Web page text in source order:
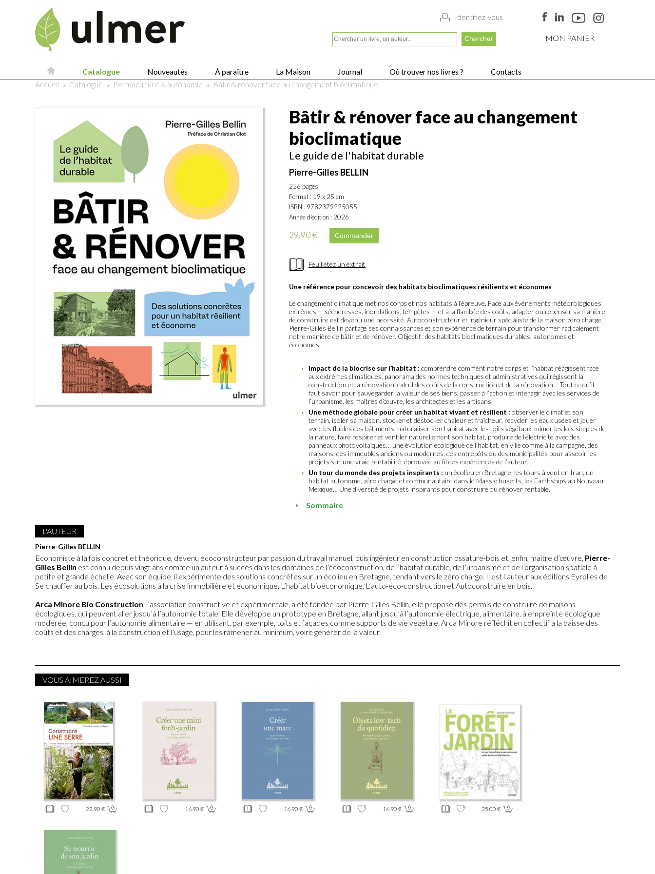
Identifiez-vous
MON PANIER
Catalogue Nouveautés À paraître La Maison Journal Où trouver nos livres ?
Contacts
Accueil » Catalogue » Permaculture & autonomie » Bâtir & rénover face au changement bioclimatique
Bâtir & rénover face au changement
bioclimatique
Le guide de l'habitat durable
Pierre-Gilles BELLIN
256 pages
Format : 19 x 25 cm
ISBN : 9782379225055
Année d'édition : 2026
29.90 €
Feuilletez un extrait
Une référence pour concevoir des habitats bioclimatiques résilients et économes
Le changement climatique met nos corps et nos habitats à l’épreuve. Face aux événements météorologiques
extrêmes — sécheresses, inondations, tempêtes — et à la flambée des coûts, adapter ou repenser sa manière
de construire est devenu une nécessité. Autoconstructeur et ingénieur spécialiste de la maison zéro charge,
Pierre-Gilles Bellin partage ses connaissances et son expérience de terrain pour transformer radicalement
notre manière de bâtir et de rénover. Objectif : des habitats bioclimatiques durables, autonomes et
économes.
Impact de la biocrise sur l’habitat : comprendre comment notre corps et l’habitat réagissent face
aux extrêmes climatiques, panorama des normes techniques et administratives qui régissent la
construction et la rénovation, calcul des coûts de la construction et de la rénovation… Tout ce qu’il
faut savoir pour sauvegarder la valeur de ses biens, passer à l’action et interagir avec les services de
l’urbanisme, les maîtres d’œuvre, les architectes et les artisans.
Une méthode globale pour créer un habitat vivant et résilient : observer le climat et son
terrain, isoler sa maison, stocker et déstocker chaleur et fraîcheur, recycler les eaux usées et jouer
avec les fluides des bâtiments, naturaliser son habitat avec les toits végétaux, mimer les lois simples de
la nature, faire respirer et ventiler naturellement son habitat, produire de l’électricité avec des
panneaux photovoltaïques… une évolution écologique de l’habitat, en ville comme à la campagne, des
maisons, des immeubles anciens ou modernes, des entrepôts ou des municipalités pour asseoir les
projets sur une vraie rentabilité, éprouvée au fil des expériences de l’auteur.
Un tour du monde des projets inspirants : un écolieu en Bretagne, les tours à vent en Iran, un
habitat autonome, zéro charge et communautaire dans le Massachusetts, les Earthships au Nouveau-
Mexique… Une diversité de projets inspirants pour construire ou rénover rentable.
Sommaire
L'AUTEUR
Pierre-Gilles BELLIN
Economiste à la fois concret et théorique, devenu écoconstructeur par passion du travail manuel, puis ingénieur en construction ossature-bois et, enfin, maître d’œuvre, Pierre-
Gilles Bellin est connu depuis vingt ans comme un auteur à succès dans les domaines de l’écoconstruction, de l’habitat durable, de l’urbanisme et de l’organisation spatiale à
petite et grande échelle. Avec son équipe, il expérimente des solutions concrètes sur un écolieu en Bretagne, tendant vers le zéro charge. Il est l’auteur aux éditions Eyrolles de
Se chauffer au bois, Les écosolutions à la crise immobilière et économique, L’habitat bioéconomique, L’auto-éco-construction et Autoconstruire en bois.
Arca Minore Bio Construction, l’association constructive et expérimentale, a été fondée par Pierre-Gilles Bellin, elle propose des permis de construire de maisons
écologiques, qui peuvent aller jusqu’à l’autonomie totale. Elle développe un prototype en Bretagne, allant jusqu’à l’autonomie électrique, alimentaire, à empreinte écologique
modérée, conçu pour l’autonomie alimentaire — en utilisant, par exemple, toits et façades comme supports de vie végétale. Arca Minore réfléchit en collectif à la baisse des
coûts et des charges, à la construction et l’usage, pour les ramener au minimum, voire générer de la valeur.
VOUS AIMEREZ AUSSI
22.90 € 16.90 € 16.90 € 16.90 € 35.00 €